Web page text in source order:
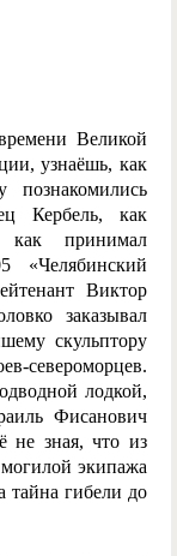
Великой
узнаёшь, как
Кербель, как
как принимал
«Челябинский
Виктор
заказывал
скульптору
североморцев.
лодкой,
Фисанович
не зная, что из
экипажа
тайна гибели до